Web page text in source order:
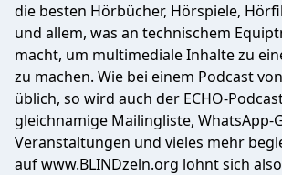
die besten Hörbücher, Hörspiele,
und allem, was an technischem
macht, um multimediale Inhalte zu
zu machen. Wie bei einem Podcast
üblich, so wird auch der ECHO-
gleichnamige Mailingliste, WhatsApp-
Veranstaltungen und vieles mehr
auf www.BLINDzeln.org lohnt sich